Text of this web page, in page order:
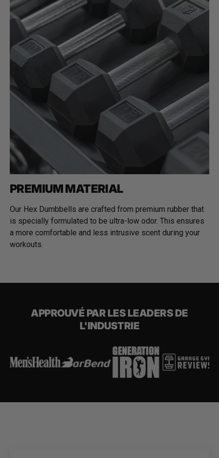
PREMIUM MATERIAL
Our Hex Dumbbells are crafted from premium rubber that
is specially formulated to be ultra-low odor. This ensures
a more comfortable and less intrusive scent during your
workouts.
APPROUVÉ PAR LES LEADERS DE
L'INDUSTRIE